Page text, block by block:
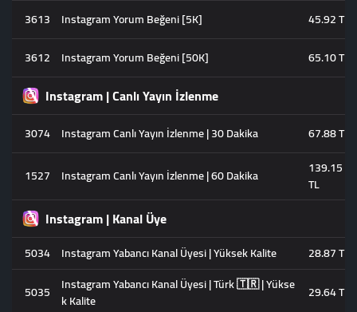
3613
Instagram Yorum Beğeni [5K]
45.92 TL
3612
Instagram Yorum Beğeni [50K] 65.10 TL
Instagram | Canlı Yayın İzlenme
3074 Instagram Canlı Yayın İzlenme | 30 Dakika 67.88 TL
1527 Instagram Canlı Yayın İzlenme | 60 Dakika
139.15
TL
Instagram | Kanal Üye
5034 Instagram Yabancı Kanal Üyesi | Yüksek Kalite
28.87 TL
5035
Instagram Yabancı Kanal Üyesi | Türk 🇹🇷 | Yükse
k Kalite
29.64 TL